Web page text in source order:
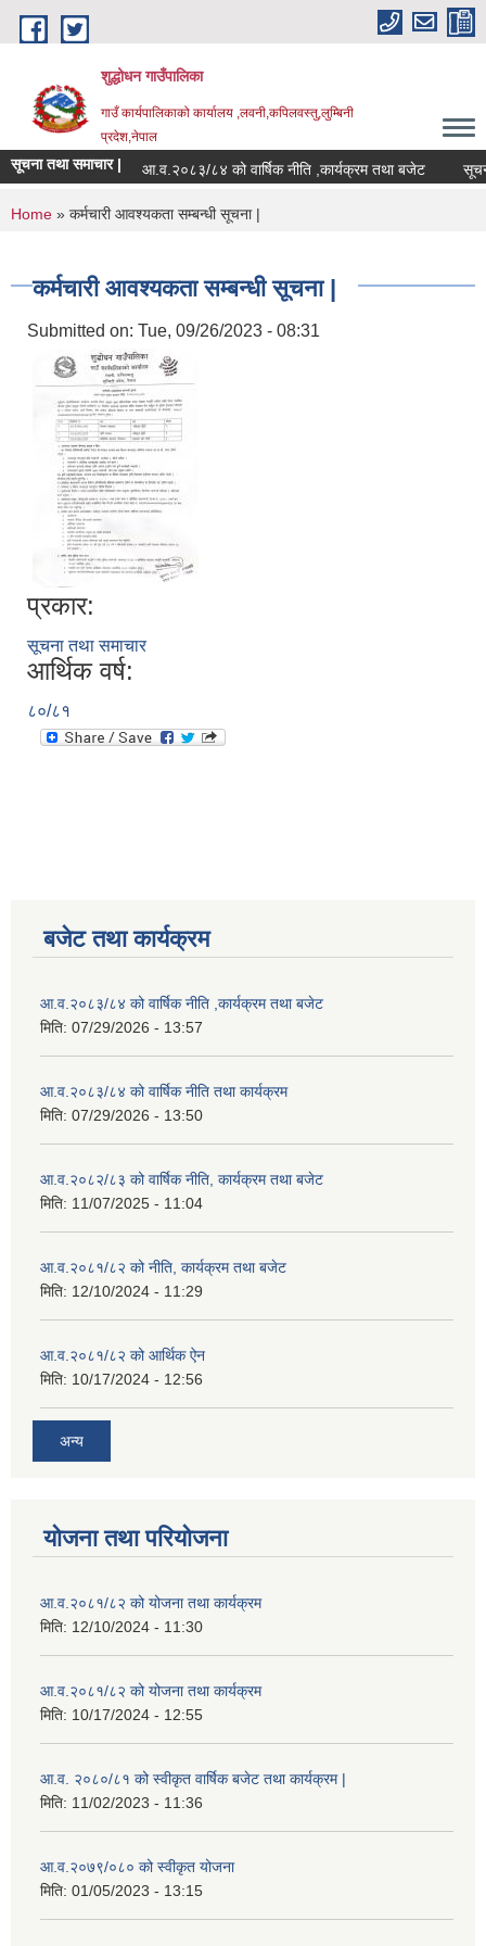
Skip to main content
शुद्धोधन गाउँपालिका
गाउँ कार्यपालिकाको कार्यालय ,लवनी,कपिलवस्तु,लुम्बिनी
प्रदेश,नेपाल
सूचना तथा समाचार | आ.व.२०८३/८४ को वार्षिक नीति ,कार्यक्रम तथा बजेट
You are here
Home » कर्मचारी आवश्यकता सम्बन्धी सूचना |
कर्मचारी आवश्यकता सम्बन्धी सूचना |
Submitted on: Tue, 09/26/2023 - 08:31
प्रकार:
सूचना तथा समाचार
आर्थिक वर्ष:
८०/८१
बजेट तथा कार्यक्रम
आ.व.२०८३/८४ को वार्षिक नीति ,कार्यक्रम तथा बजेट
मिति: 07/29/2026 - 13:57
आ.व.२०८३/८४ को वार्षिक नीति तथा कार्यक्रम
मिति: 07/29/2026 - 13:50
आ.व.२०८२/८३ को वार्षिक नीति, कार्यक्रम तथा बजेट
मिति: 11/07/2025 - 11:04
आ.व.२०८१/८२ को नीति, कार्यक्रम तथा बजेट
मिति: 12/10/2024 - 11:29
आ.व.२०८१/८२ को आर्थिक ऐन
मिति: 10/17/2024 - 12:56
अन्य
योजना तथा परियोजना
आ.व.२०८१/८२ को योजना तथा कार्यक्रम
मिति: 12/10/2024 - 11:30
आ.व.२०८१/८२ को योजना तथा कार्यक्रम
मिति: 10/17/2024 - 12:55
आ.व. २०८०/८१ को स्वीकृत वार्षिक बजेट तथा कार्यक्रम |
मिति: 11/02/2023 - 11:36
आ.व.२०७९/०८० को स्वीकृत योजना
मिति: 01/05/2023 - 13:15